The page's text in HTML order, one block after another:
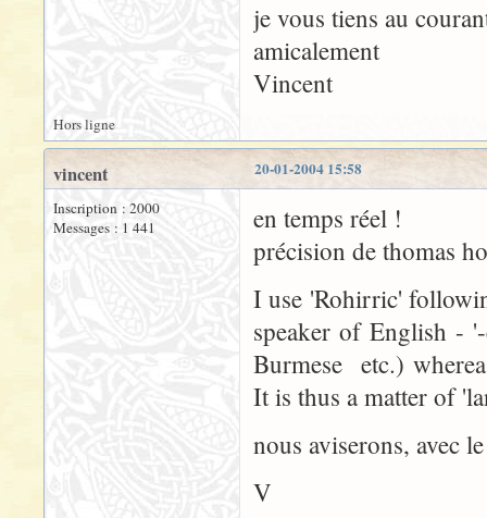
je vous tiens au
amicalement
Vincent
Hors ligne
20-01-2004 15:58
vincent
Inscription : 2000
Messages : 1 441
en temps réel !
précision de thomas
I use 'Rohirric'
speaker of English - '-
Burmese etc.)
It is thus a matter of
nous aviserons, avec
V